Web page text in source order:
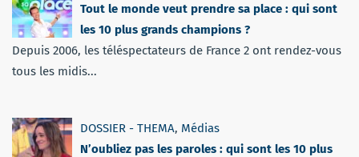
Tout le monde veut prendre sa place : qui sont
les 10 plus grands champions ?
Depuis 2006, les téléspectateurs de France 2 ont rendez-vous
tous les midis...
DOSSIER - THEMA, Médias
N’oubliez pas les paroles : qui sont les 10 plus